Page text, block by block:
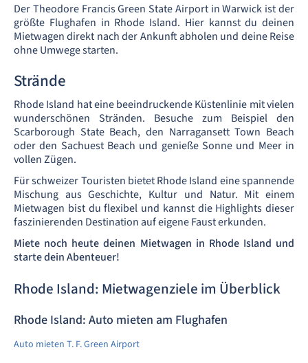
Der Theodore Francis Green State Airport in Warwick ist der
größte Flughafen in Rhode Island. Hier kannst du deinen
Mietwagen direkt nach der Ankunft abholen und deine Reise
ohne Umwege starten.
Strände
Rhode Island hat eine beeindruckende Küstenlinie mit vielen
wunderschönen Stränden. Besuche zum Beispiel den
Scarborough State Beach, den Narragansett Town Beach
oder den Sachuest Beach und genieße Sonne und Meer in
vollen Zügen.
Für schweizer Touristen bietet Rhode Island eine spannende
Mischung aus Geschichte, Kultur und Natur. Mit einem
Mietwagen bist du flexibel und kannst die Highlights dieser
faszinierenden Destination auf eigene Faust erkunden.
Miete noch heute deinen Mietwagen in Rhode Island und
starte dein Abenteuer!
Rhode Island: Mietwagenziele im Überblick
Rhode Island: Auto mieten am Flughafen
Auto mieten T. F. Green Airport